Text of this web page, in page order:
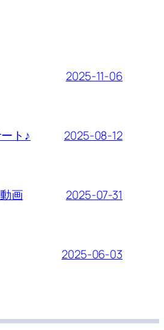
2025-11-06
ト♪ 2025-08-12
画 2025-07-31
2025-06-03